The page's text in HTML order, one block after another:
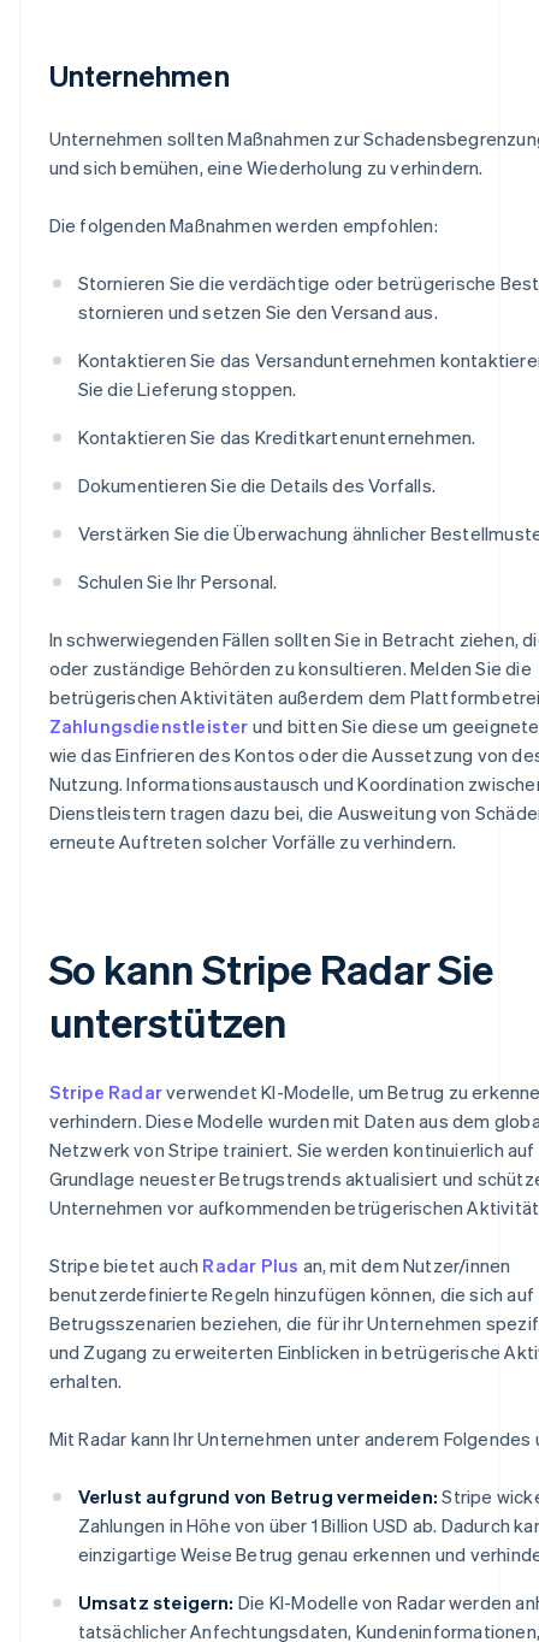
Unternehmen
Unternehmen sollten Maßnahmen zur
und sich bemühen, eine Wiederholung zu verhindern.
Die folgenden Maßnahmen werden empfohlen:
Stornieren Sie die verdächtige oder betrügerische
stornieren und setzen Sie den Versand aus.
Kontaktieren Sie das Versandunternehmen
Sie die Lieferung stoppen.
Kontaktieren Sie das Kreditkartenunternehmen.
Dokumentieren Sie die Details des Vorfalls.
Verstärken Sie die Überwachung ähnlicher
Schulen Sie Ihr Personal.
In schwerwiegenden Fällen sollten Sie in Betracht ziehen,
oder zuständige Behörden zu konsultieren. Melden Sie die
betrügerischen Aktivitäten außerdem dem
Zahlungsdienstleister und bitten Sie diese um
wie das Einfrieren des Kontos oder die Aussetzung von
Nutzung. Informationsaustausch und Koordination
Dienstleistern tragen dazu bei, die Ausweitung von
erneute Auftreten solcher Vorfälle zu verhindern.
So kann Stripe Radar Sie
unterstützen
Stripe Radarverwendet KI-Modelle, um Betrug zu
verhindern. Diese Modelle wurden mit Daten aus dem
Netzwerk von Stripe trainiert. Sie werden kontinuierlich
Grundlage neuester Betrugstrends aktualisiert und
Unternehmen vor aufkommenden betrügerischen
Stripe bietet auch Radar Plus an, mit dem Nutzer/innen
benutzerdefinierte Regeln hinzufügen können, die sich auf
Betrugsszenarien beziehen, die für ihr Unternehmen
und Zugang zu erweiterten Einblicken in betrügerische
erhalten.
Mit Radar kann Ihr Unternehmen unter anderem
Verlust aufgrund von Betrug vermeiden: Stripe
Zahlungen in Höhe von über 1 Billion USD ab. Dadurch
einzigartige Weise Betrug genau erkennen und
Umsatz steigern: Die KI-Modelle von Radar werden
tatsächlicher Anfechtungsdaten,